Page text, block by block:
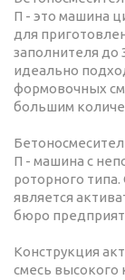
П - это машина
для
заполнителя до
идеально
формовочных
большим
П - машина с
роторного
является
бюро
Конструкция
смесь высокого